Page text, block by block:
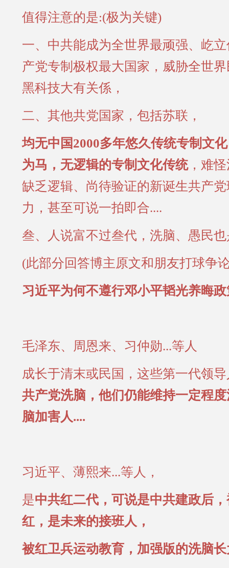
值得注意的是:(极为关键)
一、中共能成为全世界最顽强、屹
产党专制极权最大国家，威胁全世
黑科技大有关係，
二、其他共党国家，包括苏联，
均无中国2000多年悠久传统专制文
为马，无逻辑的专制文化传统，难
缺乏逻辑、尚待验证的新诞生共产
力，甚至可说一拍即合....
叁、人说富不过叁代，洗脑、愚民
(此部分回答博主原文和朋友打球争
习近平为何不遵行邓小平韬光养晦政
毛泽东、周恩来、习仲勋...等人
成长于清末或民国，这些第一代领
共产党洗脑，他们仍能维持一定程
脑加害人....
习近平、薄熙来...等人，
是中共红二代，可说是中共建政后
红，是未来的接班人，
被红卫兵运动教育，加强版的洗脑